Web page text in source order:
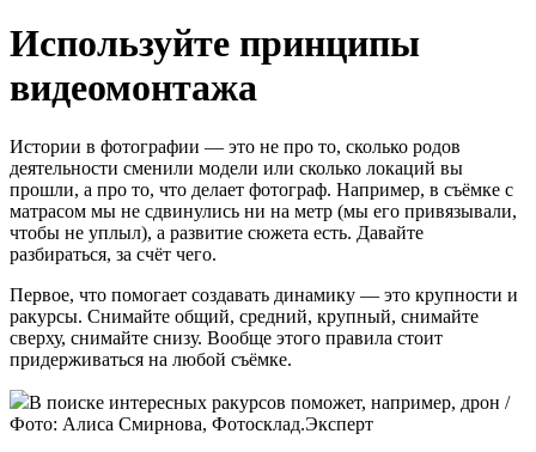
Используйте принципы
видеомонтажа
Истории в фотографии — это не про то, сколько родов
деятельности сменили модели или сколько локаций вы
прошли, а про то, что делает фотограф. Например, в съёмке с
матрасом мы не сдвинулись ни на метр (мы его привязывали,
чтобы не уплыл), а развитие сюжета есть. Давайте
разбираться, за счёт чего.
Первое, что помогает создавать динамику — это крупности и
ракурсы. Снимайте общий, средний, крупный, снимайте
сверху, снимайте снизу. Вообще этого правила стоит
придерживаться на любой съёмке.
В поиске интересных ракурсов поможет, например, дрон /
Фото: Алиса Смирнова, Фотосклад.Эксперт